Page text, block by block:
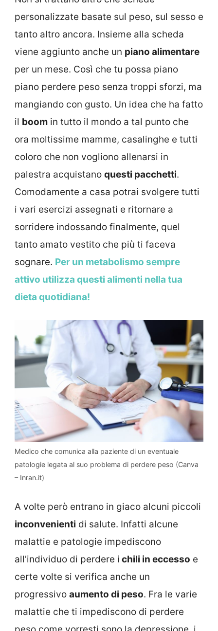
personalizzate basate sul peso, sul sesso e
tanto altro ancora. Insieme alla scheda
viene aggiunto anche un piano alimentare
per un mese. Così che tu possa piano
piano perdere peso senza troppi sforzi, ma
mangiando con gusto. Un idea che ha fatto
il boom in tutto il mondo a tal punto che
ora moltissime mamme, casalinghe e tutti
coloro che non vogliono allenarsi in
palestra acquistano questi pacchetti.
Comodamente a casa potrai svolgere tutti
i vari esercizi assegnati e ritornare a
sorridere indossando finalmente, quel
tanto amato vestito che più ti faceva
sognare. Per un metabolismo sempre
attivo utilizza questi alimenti nella tua
dieta quotidiana!
Medico che comunica alla paziente di un eventuale
patologie legata al suo problema di perdere peso (Canva
– Inran.it)
A volte però entrano in giaco alcuni piccoli
inconvenienti di salute. Infatti alcune
malattie e patologie impediscono
all’individuo di perdere i chili in eccesso e
certe volte si verifica anche un
progressivo aumento di peso. Fra le varie
malattie che ti impediscono di perdere